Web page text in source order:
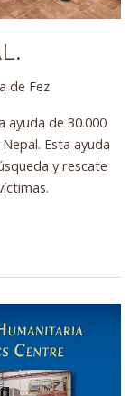
de Fez
ayuda de 30.000
Esta ayuda
y rescate